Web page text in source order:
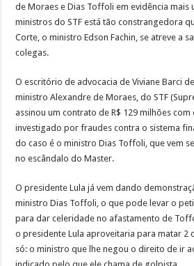
de Moraes e Dias Toffoli em evidência mais
ministros do STF está tão constrangedora
Corte, o ministro Edson Fachin, se atreve a
colegas.
O escritório de advocacia de Viviane Barci
ministro Alexandre de Moraes, do STF
assinou um contrato de R$ 129 milhões com
investigado por fraudes contra o sistema
do caso é o ministro Dias Toffoli, que vem
no escândalo do Master.
O presidente Lula já vem dando
ministro Dias Toffoli, o que pode levar o
para dar celeridade no afastamento de
o presidente Lula aproveitaria para matar 2
só: o ministro que lhe negou o direito de ir